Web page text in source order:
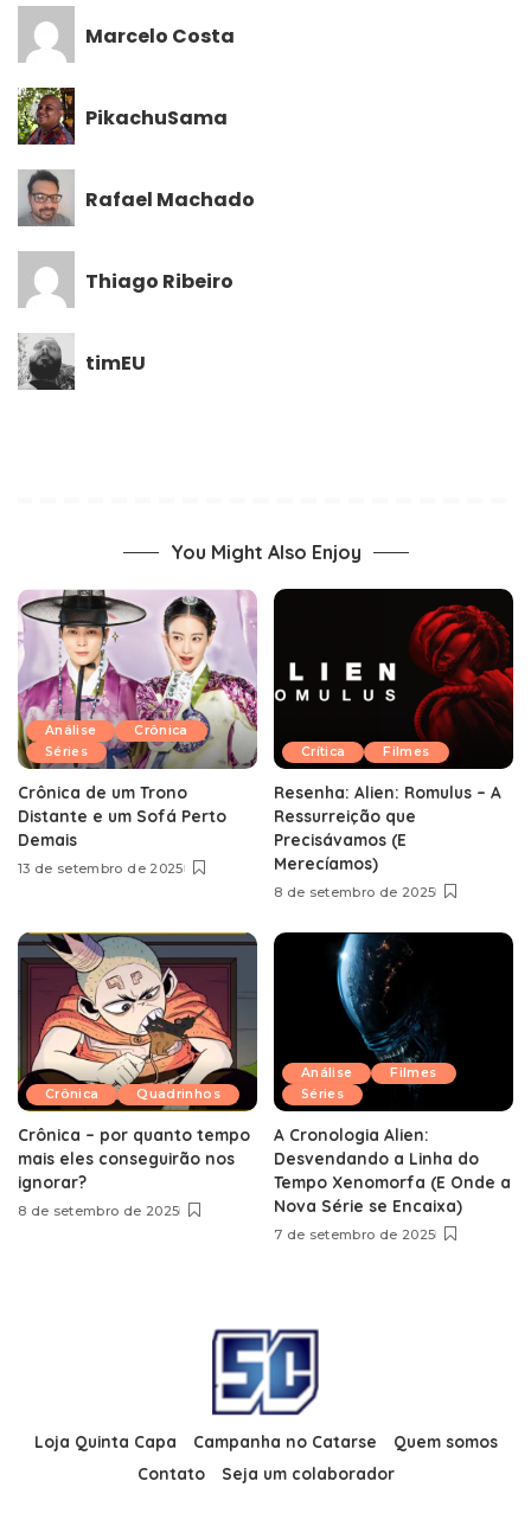
Marcelo Costa
PikachuSama
Rafael Machado
Thiago Ribeiro
timEU
You Might Also Enjoy
Análise
Crônica
Séries
Crônica de um Trono
Distante e um Sofá Perto
Demais
13 de setembro de 2025
Crítica Filmes
Resenha: Alien: Romulus – A
Ressurreição que
Precisávamos (E
Merecíamos)
8 de setembro de 2025
Crônica Quadrinhos
Crônica – por quanto tempo
mais eles conseguirão nos
ignorar?
8 de setembro de 2025
Análise
Filmes
Séries
A Cronologia Alien:
Desvendando a Linha do
Tempo Xenomorfa (E Onde a
Nova Série se Encaixa)
7 de setembro de 2025
Loja Quinta Capa Campanha no Catarse
Quem somos
Contato
Seja um colaborador